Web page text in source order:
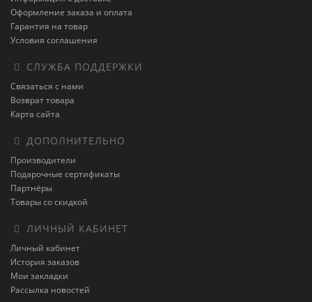
Оформление заказа и оплата
Гарантия на товар
Условия соглашения
СЛУЖБА ПОДДЕРЖКИ
Связаться с нами
Возврат товара
Карта сайта
ДОПОЛНИТЕЛЬНО
Производители
Подарочные сертификаты
Партнёры
Товары со скидкой
ЛИЧНЫЙ КАБИНЕТ
Личный кабинет
История заказов
Мои закладки
Рассылка новостей